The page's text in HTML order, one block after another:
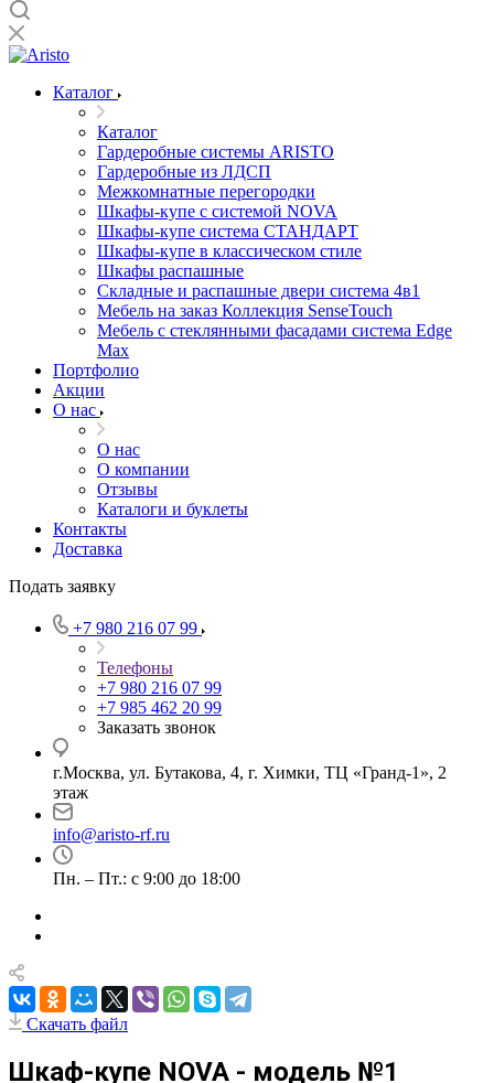
Каталог
Каталог
Гардеробные системы ARISTO
Гардеробные из ЛДСП
Межкомнатные перегородки
Шкафы-купе с системой NOVA
Шкафы-купе система СТАНДАРТ
Шкафы-купе в классическом стиле
Шкафы распашные
Складные и распашные двери система 4в1
Мебель на заказ Коллекция SenseTouch
Мебель с стеклянными фасадами система Edge
Max
Портфолио
Акции
О нас
О нас
О компании
Отзывы
Каталоги и буклеты
Контакты
Доставка
Подать заявку
+7 980 216 07 99
Телефоны
+7 980 216 07 99
+7 985 462 20 99
Заказать звонок
г.Москва, ул. Бутакова, 4, г. Химки, ТЦ «Гранд-1», 2
этаж
info@aristo-rf.ru
Пн. – Пт.: с 9:00 до 18:00
Скачать файл
Шкаф-купе NOVA - модель №1